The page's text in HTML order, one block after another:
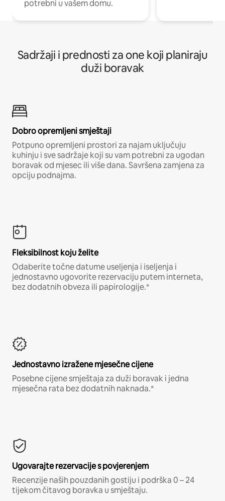
potrebni u vašem domu.
Sadržaji i prednosti za one koji planiraju
duži boravak
Dobro opremljeni smještaji
Potpuno opremljeni prostori za najam uključuju
kuhinju i sve sadržaje koji su vam potrebni za ugodan
boravak od mjesec ili više dana. Savršena zamjena za
opciju podnajma.
Fleksibilnost koju želite
Odaberite točne datume useljenja i iseljenja i
jednostavno ugovorite rezervaciju putem interneta,
bez dodatnih obveza ili papirologije.*
Jednostavno izražene mjesečne cijene
Posebne cijene smještaja za duži boravak i jedna
mjesečna rata bez dodatnih naknada.*
Ugovarajte rezervacije s povjerenjem
Recenzije naših pouzdanih gostiju i podrška 0 – 24
tijekom čitavog boravka u smještaju.